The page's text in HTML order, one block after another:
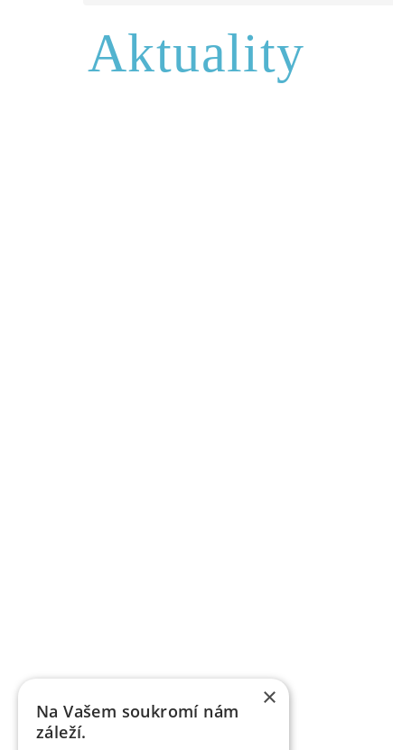
Aktuality
×
Na Vašem soukromí nám
záleží.